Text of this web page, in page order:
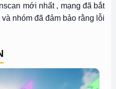
mới nhất , mạng đã bắt
nhóm đã đảm bảo rằng lỗi